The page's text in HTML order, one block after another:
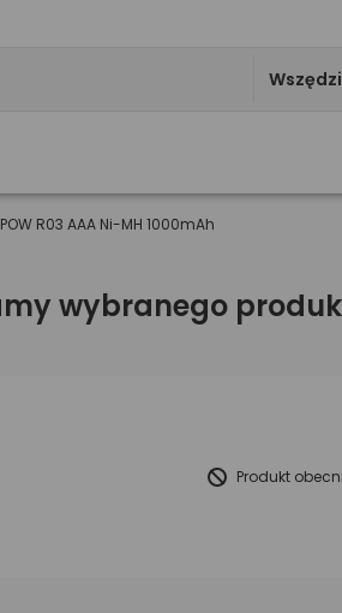
R03 AAA Ni-MH 1000mAh
wybranego
Produkt